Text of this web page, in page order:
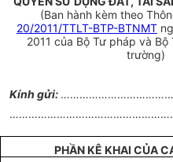
(Ban hành kèm theo
20/2011/TTLT-BTP-BTNMT
2011 của Bộ Tư pháp và Bộ
trường)
Kính gửi:
PHẦN KÊ KHAI CỦA